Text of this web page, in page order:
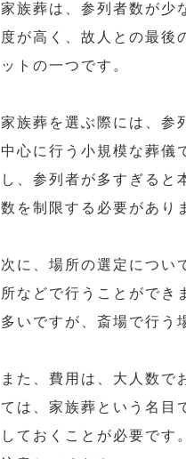
家族葬は、参列者数が少
度が高く、故人との最後
ットの一つです。
家族葬を選ぶ際には、参
中心に行う小規模な葬儀
し、参列者が多すぎると
数を制限する必要があり
次に、場所の選定につい
所などで行うことができ
多いですが、斎場で行う
また、費用は、大人数で
ては、家族葬という名目
しておくことが必要です